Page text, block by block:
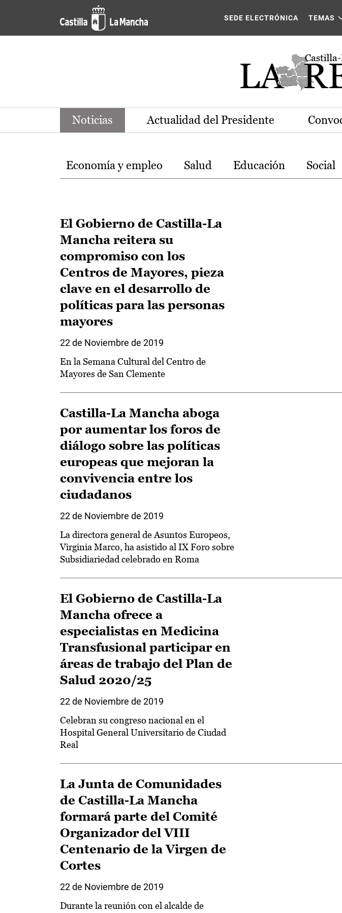
Pasar al contenido principal
Noticias de la región de Castilla-La
SEDE ELECTRÓNICA TEMAS
Noticias Actualidad del Presidente
Temas
Economía y empleo Salud Educación Social
El Gobierno de Castilla-La
Mancha reitera su
compromiso con los
Centros de Mayores, pieza
clave en el desarrollo de
políticas para las personas
mayores
22 de Noviembre de 2019
En la Semana Cultural del Centro de
Mayores de San Clemente
Castilla-La Mancha aboga
por aumentar los foros de
diálogo sobre las políticas
europeas que mejoran la
convivencia entre los
ciudadanos
22 de Noviembre de 2019
La directora general de Asuntos Europeos,
Virginia Marco, ha asistido al IX Foro sobre
Subsidiariedad celebrado en Roma
El Gobierno de Castilla-La
Mancha ofrece a
especialistas en Medicina
Transfusional participar en
áreas de trabajo del Plan de
Salud 2020/25
22 de Noviembre de 2019
Celebran su congreso nacional en el
Hospital General Universitario de Ciudad
Real
La Junta de Comunidades
de Castilla-La Mancha
formará parte del Comité
Organizador del VIII
Centenario de la Virgen de
Cortes
22 de Noviembre de 2019
Durante la reunión con el alcalde de